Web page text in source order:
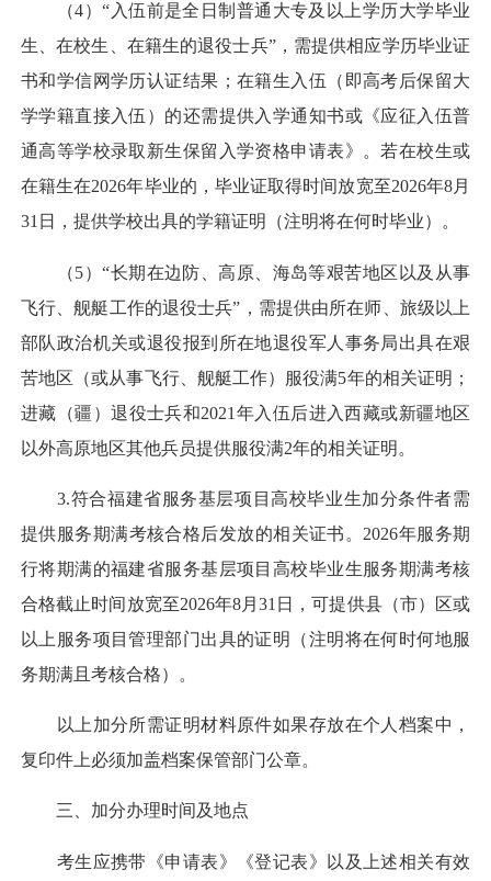
（4）“入伍前是全日制普通大专及以上学历大学毕业
生、在校生、在籍生的退役士兵”，需提供相应学历毕业证
书和学信网学历认证结果；在籍生入伍（即高考后保留大
学学籍直接入伍）的还需提供入学通知书或《应征入伍普
通高等学校录取新生保留入学资格申请表》。若在校生或
在籍生在2026年毕业的，毕业证取得时间放宽至2026年8月
31日，提供学校出具的学籍证明（注明将在何时毕业）。
（5）“长期在边防、高原、海岛等艰苦地区以及从事
飞行、舰艇工作的退役士兵”，需提供由所在师、旅级以上
部队政治机关或退役报到所在地退役军人事务局出具在艰
苦地区（或从事飞行、舰艇工作）服役满5年的相关证明；
进藏（疆）退役士兵和2021年入伍后进入西藏或新疆地区
以外高原地区其他兵员提供服役满2年的相关证明。
3.符合福建省服务基层项目高校毕业生加分条件者需
提供服务期满考核合格后发放的相关证书。2026年服务期
行将期满的福建省服务基层项目高校毕业生服务期满考核
合格截止时间放宽至2026年8月31日，可提供县（市）区或
以上服务项目管理部门出具的证明（注明将在何时何地服
务期满且考核合格）。
以上加分所需证明材料原件如果存放在个人档案中，
复印件上必须加盖档案保管部门公章。
三、加分办理时间及地点
考生应携带《申请表》《登记表》以及上述相关有效